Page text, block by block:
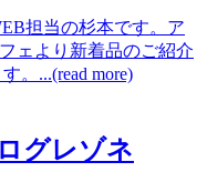
担当の杉本です。ア
ェより新着品のご紹介
。...(read more)
グレゾネ